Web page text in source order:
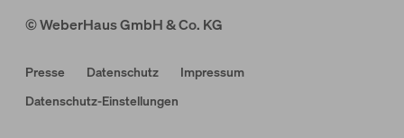
© WeberHaus GmbH & Co. KG
Presse Datenschutz
Impressum
Datenschutz-Einstellungen